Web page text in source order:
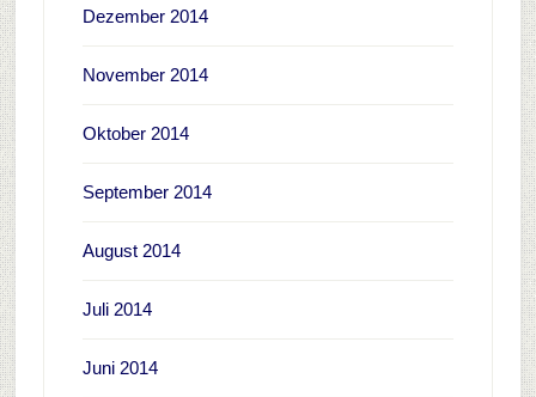
Dezember 2014
November 2014
Oktober 2014
September 2014
August 2014
Juli 2014
Juni 2014